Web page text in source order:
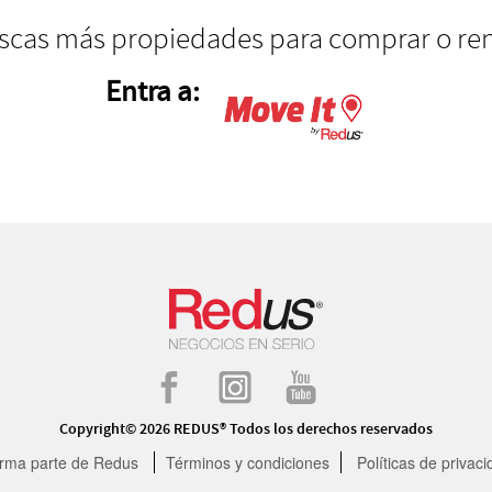
más propiedades para comprar o
Entra a:
Copyright© 2026 REDUS® Todos los derechos reservados
parte de Redus Términos y condiciones Políticas de